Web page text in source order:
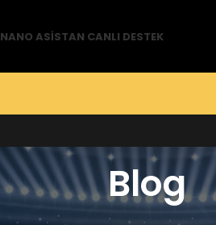
NANO ASISTAN CANLI DESTEK
Blog